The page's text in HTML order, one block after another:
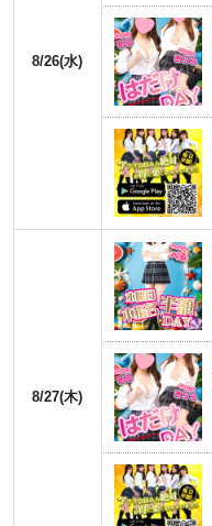
8/26(水)
8/27(木)